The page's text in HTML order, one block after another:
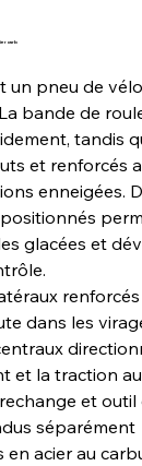
carb
un pneu de
bande de
tandis
et renforcés
enneigées.
glacées et
dans les
et la traction
et
séparément
en acier au